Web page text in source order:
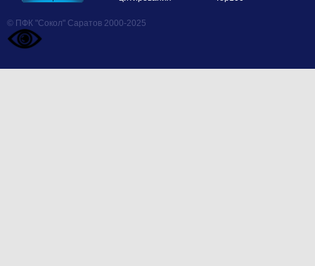
© ПФК "Сокол" Саратов 2000-2025